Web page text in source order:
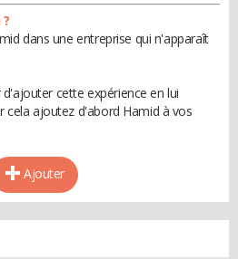
dans une entreprise qui n'apparaît
cette expérience en lui
cela ajoutez d'abord Hamid à vos
Ajouter